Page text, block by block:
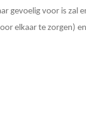
gevoelig voor is zal
elkaar te zorgen)